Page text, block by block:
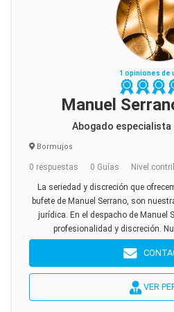
1 opiniones de
Manuel
Abogado especialista
Bormujos
0 respuestas 0 Guías Nivel
La seriedad y discreción que
bufete de Manuel Serrano, son
jurídica. En el despacho de Manuel
profesionalidad y discreción.
VER